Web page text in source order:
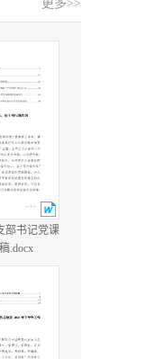
更多>>
部书记党课
.docx